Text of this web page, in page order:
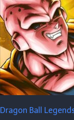
Dragon Ball